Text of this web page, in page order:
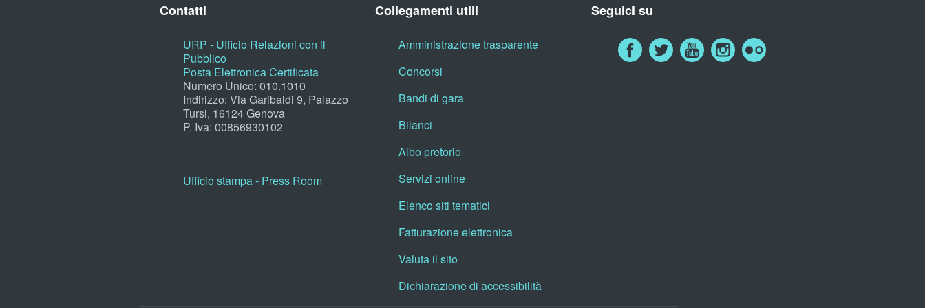
Contatti
URP - Ufficio Relazioni con il
Pubblico
Posta Elettronica Certificata
Numero Unico: 010.1010
Indirizzo: Via Garibaldi 9, Palazzo
Tursi, 16124 Genova
P. Iva: 00856930102
Ufficio stampa - Press Room
Collegamenti utili
Amministrazione trasparente
Concorsi
Bandi di gara
Bilanci
Albo pretorio
Servizi online
Elenco siti tematici
Fatturazione elettronica
Valuta il sito
Dichiarazione di accessibilità
Seguici su